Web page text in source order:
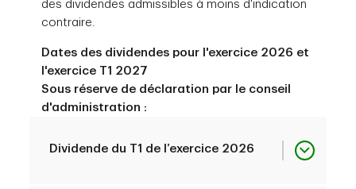
des dividendes admissibles à moins d'indication
contraire.
Dates des dividendes pour l'exercice 2026 et
l'exercice T1 2027
Sous réserve de déclaration par le conseil
d'administration :
Dividende du T1 de l’exercice 2026